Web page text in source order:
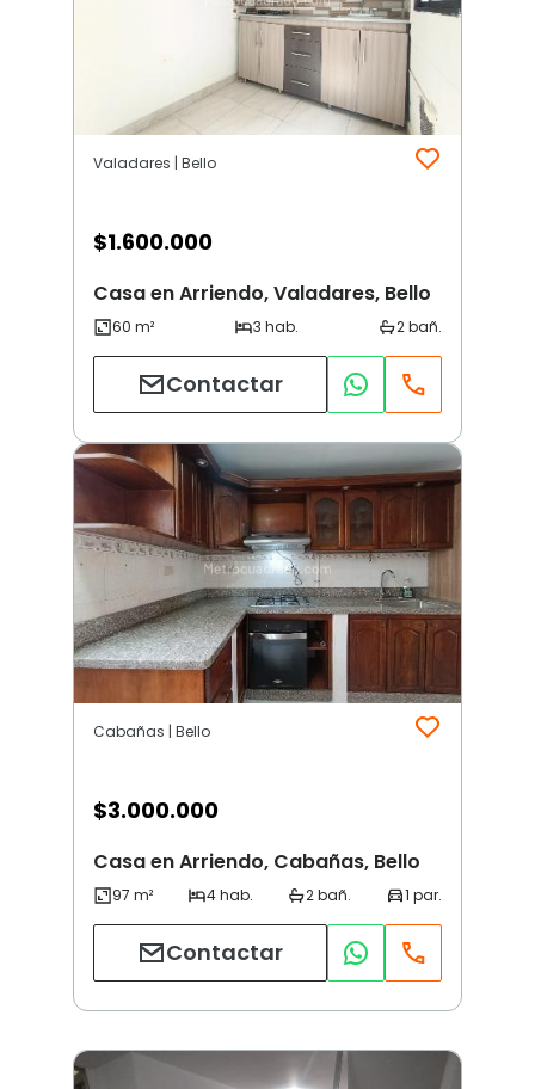
Valadares | Bello
$1.600.000
Casa en Arriendo, Valadares, Bello
Contactar
Cabañas | Bello
$3.000.000
Casa en Arriendo, Cabañas, Bello
Contactar